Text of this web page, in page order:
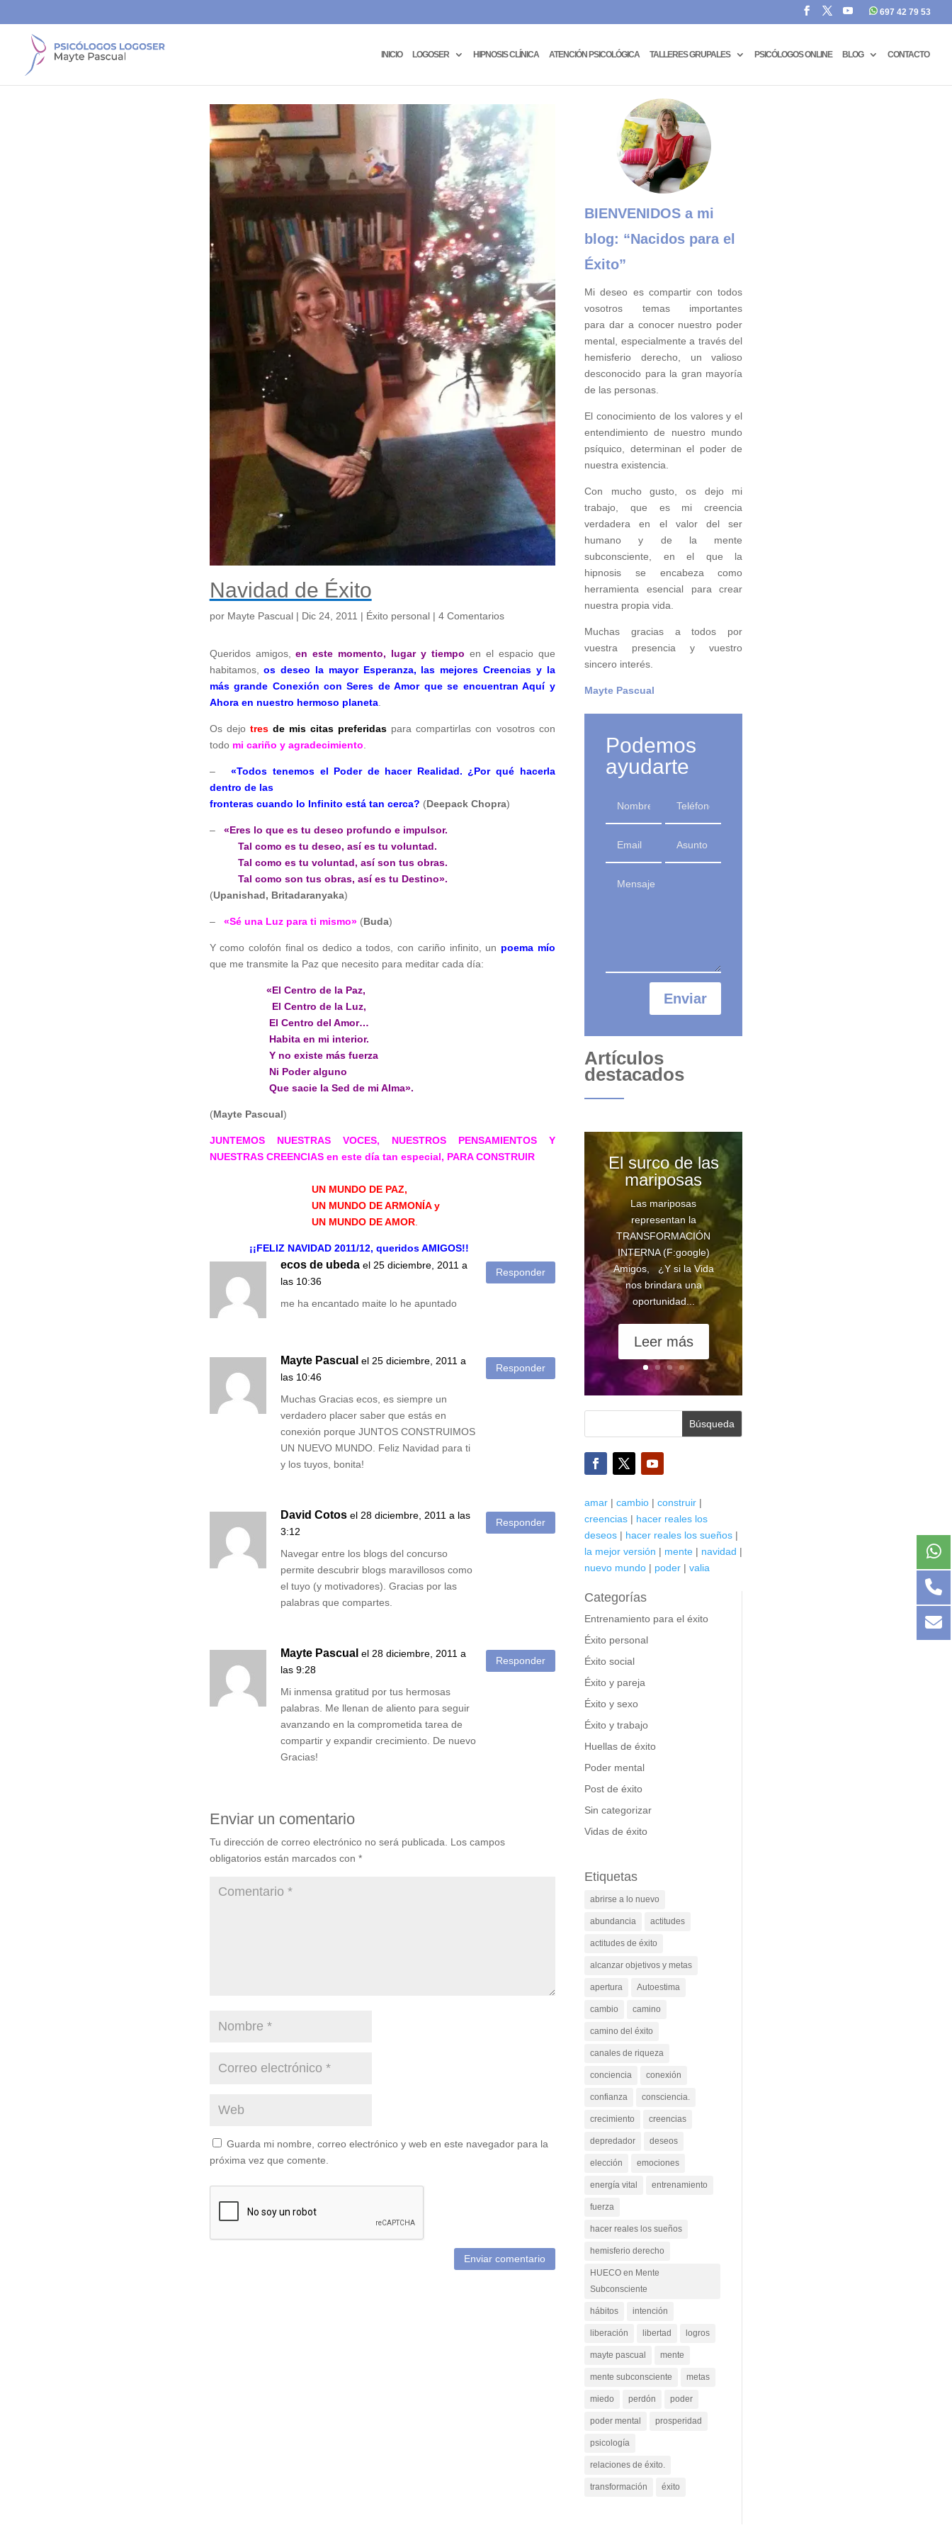
697 42 79 53
INICIO LOGOSER HIPNOSIS CLÍNICA ATENCIÓN PSICOLÓGICA TALLERES GRUPALES PSICÓLOGOS ONLINE BLOG CONTACTO
Navidad de Éxito
por Mayte Pascual| Dic 24, 2011 | Éxito personal| 4 Comentarios
Queridos amigos,en este momento, lugar y tiempo en el espacio que
habitamos,
os deseo la mayor Esperanza, las mejores Creencias y la
más grande Conexión con Seres de Amor que se encuentran Aquí y
Ahora en nuestro hermoso planeta.
Os dejo tres de mis citas preferidas para compartirlas con vosotros con
todo mi cariño y agradecimiento
–«Todos tenemos el Poder de hacer Realidad. ¿Por qué hacerla
dentro de las
fronteras cuando lo Infinito está tan cerca? (Deepack Chopra)
–
«Eres lo que es tu deseo profundo e impulsor.
Tal como es tu deseo, así es tu voluntad.
Tal como es tu voluntad, así son tus obras.
Tal como son tus obras, así es tu Destino».
(Upanishad, Britadaranyaka)
– «Sé una Luz para ti mismo»(Buda)
Y como colofón final os dedico a todos, con cariño infinito, un poema mío
que me transmite la Paz que necesito para meditar cada día:
«El Centro de la Paz,
El Centro de la Luz,
El Centro del Amor…
Habita en mi interior.
Y no existe más fuerza
Ni Poder alguno
Que sacie la Sed de mi Alma».
(Mayte Pascual)
JUNTEMOS NUESTRAS VOCES, NUESTROS PENSAMIENTOS Y
NUESTRAS CREENCIAS en este día tan especial, PARA CONSTRUIR
UN MUNDO DE PAZ,
UN MUNDO DE ARMONÍA y
UN MUNDO DE AMOR.
¡¡FELIZ NAVIDAD 2011/12, queridos AMIGOS!!
ecos de ubeda el 25 diciembre, 2011 a
las 10:36
me ha encantado maite lo he apuntado
Responder
Mayte Pascual el 25 diciembre, 2011 a
las 10:46
Muchas Gracias ecos, es siempre un
verdadero placer saber que estás en
conexión porque JUNTOS CONSTRUIMOS
UN NUEVO MUNDO. Feliz Navidad para ti
y los tuyos, bonita!
Responder
David Cotos el 28 diciembre, 2011 a las
3:12
Navegar entre los blogs del concurso
permite descubrir blogs maravillosos como
el tuyo (y motivadores). Gracias por las
palabras que compartes.
Responder
Mayte Pascual el 28 diciembre, 2011 a
las 9:28
Mi inmensa gratitud por tus hermosas
palabras. Me llenan de aliento para seguir
avanzando en la comprometida tarea de
compartir y expandir crecimiento. De nuevo
Gracias!
Responder
Enviar un comentario
Tu dirección de correo electrónico no será publicada.
Los campos
obligatorios están marcados con *
Guarda mi nombre, correo electrónico y web en este navegador para la
próxima vez que comente.
Enviar comentario
BIENVENIDOS a mi
blog: “Nacidos para el
Éxito”
Mi deseo es compartir con todos
vosotros temas importantes
para dar a conocer nuestro poder
mental, especialmente a través del
hemisferio derecho, un valioso
desconocido para la gran mayoría
de las personas.
El conocimiento de los valores y el
entendimiento de nuestro mundo
psíquico, determinan el poder de
nuestra existencia.
Con mucho gusto, os dejo mi
trabajo, que es mi creencia
verdadera en el valor del ser
humano y de la mente
subconsciente, en el que la
hipnosis se encabeza como
herramienta esencial para crear
nuestra propia vida.
Muchas gracias a todos por
vuestra presencia y vuestro
sincero interés.
Mayte Pascual
Podemos
ayudarte
Enviar
Artículos
destacados
El surco de las
mariposas
Las mariposas
representan la
TRANSFORMACIÓN
INTERNA (F:google)
Amigos, ¿Y si la Vida
nos brindara una
oportunidad...
Leer más
amar | cambio | construir |
creencias | hacer reales los
deseos | hacer reales los sueños |
la mejor versión | mente | navidad |
nuevo mundo | poder | valia
Categorías
Entrenamiento para el éxito
Éxito personal
Éxito social
Éxito y pareja
Éxito y sexo
Éxito y trabajo
Huellas de éxito
Poder mental
Post de éxito
Sin categorizar
Vidas de éxito
Etiquetas
abrirse a lo nuevo
abundancia actitudes
actitudes de éxito
alcanzar objetivos y metas
apertura Autoestima
cambio camino
camino del éxito
canales de riqueza
conciencia conexión
confianza consciencia.
crecimiento creencias
depredador deseos
elección emociones
energía vital entrenamiento
fuerza
hacer reales los sueños
hemisferio derecho
HUECO en Mente
Subconsciente
hábitos intención
liberación libertad logros
mayte pascual mente
mente subconsciente metas
miedo perdón poder
poder mental prosperidad
psicología
relaciones de éxito.
transformación éxito